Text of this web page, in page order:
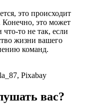
это происходит
Конечно, это может
то не так, если
жизни вашего
команд.
Pixabay
вас?